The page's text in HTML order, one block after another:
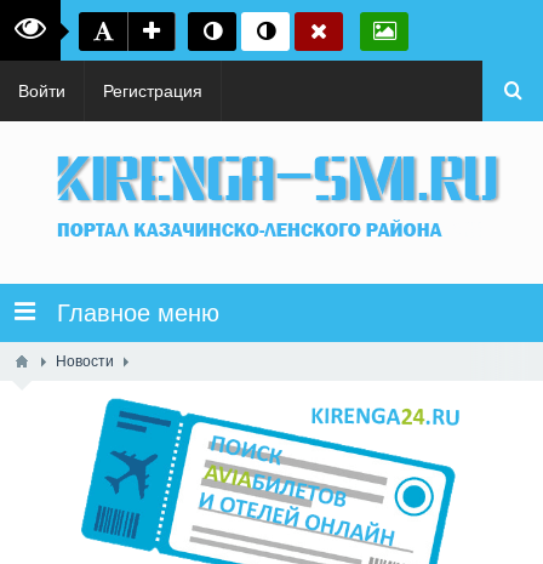
Войти Регистрация
Главное меню
Новости